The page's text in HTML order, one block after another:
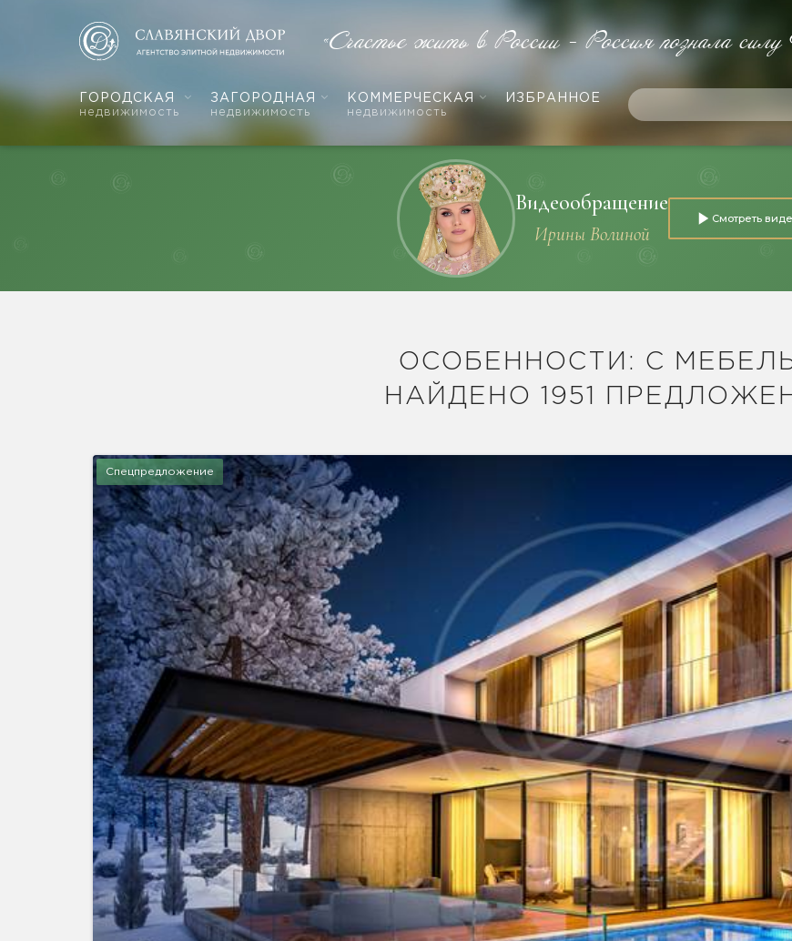
ГОРОДСКАЯ
недвижимость
ЗАГОРОДНАЯ
недвижимость
КОММЕРЧЕСКАЯ
недвижимость
ИЗБРАННОЕ
«Счастье жить в России - Россия познала
Видеообращение
Ирины Волиной
Смотреть
ОСОБЕННОСТИ: С
НАЙДЕНО 1951
Спецпредложение